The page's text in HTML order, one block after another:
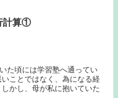
計算①
た頃には学習塾へ通ってい
ことではなく、為になる経
かし、母が私に抱いていた